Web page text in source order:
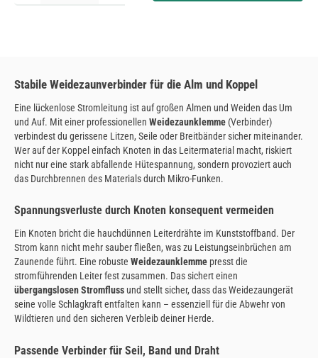
Stabile Weidezaunverbinder für die Alm und Koppel
Eine lückenlose Stromleitung ist auf großen Almen und Weiden das Um
und Auf. Mit einer professionellen Weidezaunklemme (Verbinder)
verbindest du gerissene Litzen, Seile oder Breitbänder sicher miteinander.
Wer auf der Koppel einfach Knoten in das Leitermaterial macht, riskiert
nicht nur eine stark abfallende Hütespannung, sondern provoziert auch
das Durchbrennen des Materials durch Mikro-Funken.
Spannungsverluste durch Knoten konsequent vermeiden
Ein Knoten bricht die hauchdünnen Leiterdrähte im Kunststoffband. Der
Strom kann nicht mehr sauber fließen, was zu Leistungseinbrüchen am
Zaunende führt. Eine robuste Weidezaunklemme presst die
stromführenden Leiter fest zusammen. Das sichert einen
übergangslosen Stromfluss und stellt sicher, dass das Weidezaungerät
seine volle Schlagkraft entfalten kann – essenziell für die Abwehr von
Wildtieren und den sicheren Verbleib deiner Herde.
Passende Verbinder für Seil, Band und Draht